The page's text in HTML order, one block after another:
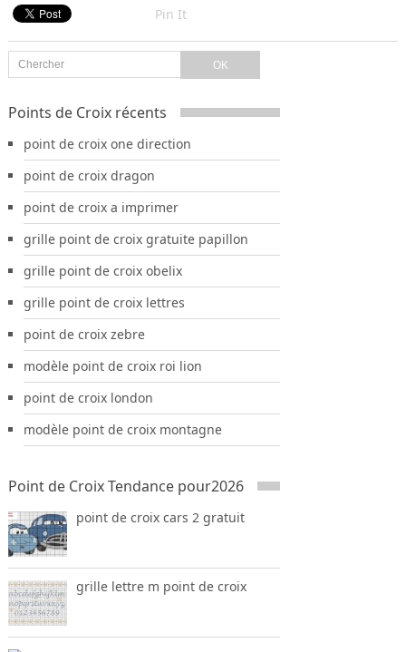
Pin It
Points de Croix récents
point de croix one direction
point de croix dragon
point de croix a imprimer
grille point de croix gratuite papillon
grille point de croix obelix
grille point de croix lettres
point de croix zebre
modèle point de croix roi lion
point de croix london
modèle point de croix montagne
Point de Croix Tendance pour2026
point de croix cars 2 gratuit
grille lettre m point de croix